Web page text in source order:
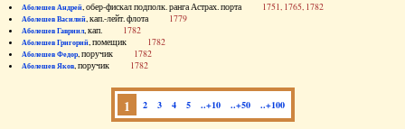
Аболешев Андрей, обер-фискал подполк. ранга Астрах. порта 1751, 1765, 1782
Аболешев Василий, кап.-лейт. флота 1779
Аболешев Гавриил, кап. 1782
Аболешев Григорий, помещик 1782
Аболешев Федор, поручик 1782
Аболешев Яков, поручик 1782
1 2 3 4 5 ..+10 ..+50 ..+100